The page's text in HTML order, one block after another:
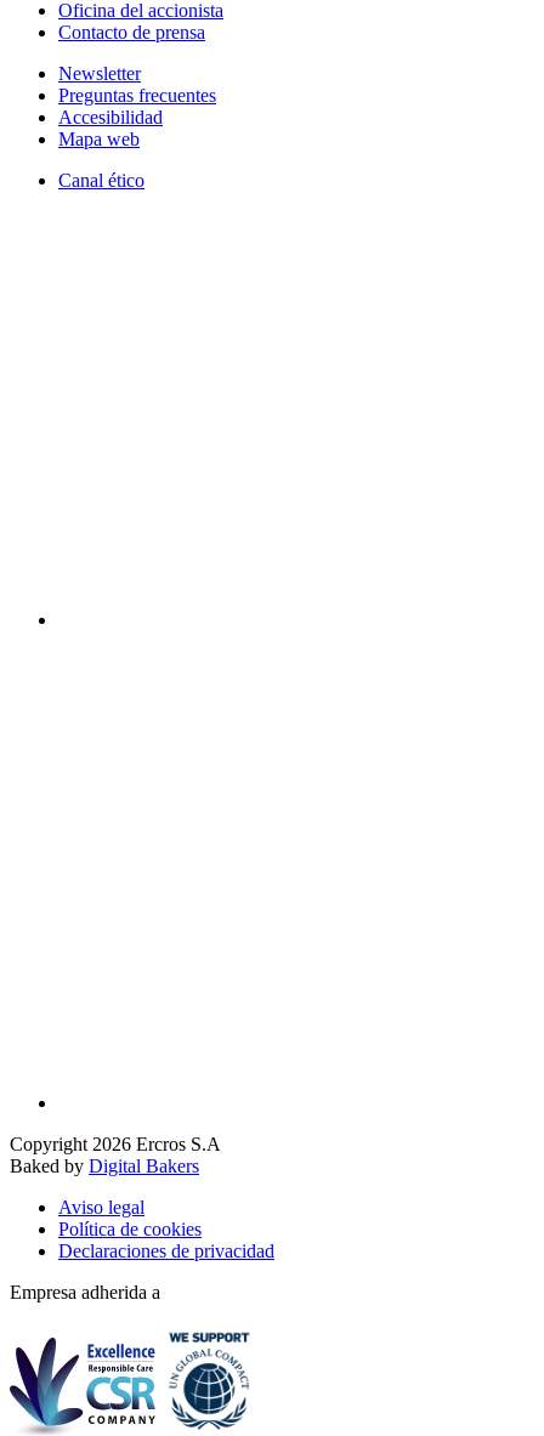
Oficina del accionista
Contacto de prensa
Newsletter
Preguntas frecuentes
Accesibilidad
Mapa web
Canal ético
Copyright 2026 Ercros S.A
Baked by Digital Bakers
Aviso legal
Política de cookies
Declaraciones de privacidad
Empresa adherida a